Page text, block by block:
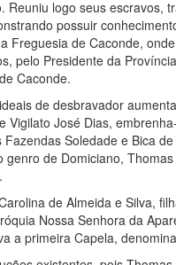
logo seus escravos,
possuir
Freguesia de Caconde,
pelo Presidente da
Caconde.
de desbravador
José Dias,
Soledade e Bica
de Domiciano,
de Almeida e Silva,
Nossa Senhora da
a primeira Capela,